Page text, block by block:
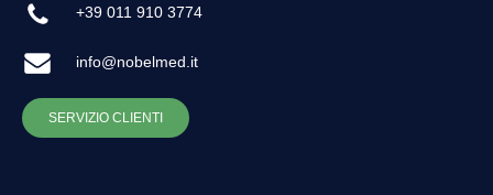
+39 011 910 3774
info@nobelmed.it
SERVIZIO CLIENTI